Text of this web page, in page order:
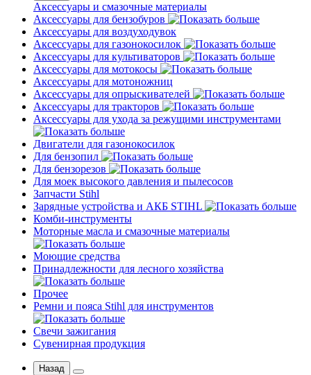
Аксессуары и смазочные материалы
Аксессуары для бензобуров
Аксессуары для воздуходувок
Аксессуары для газонокосилок
Аксессуары для культиваторов
Аксессуары для мотокосы
Аксессуары для мотоножниц
Аксессуары для опрыскивателей
Аксессуары для тракторов
Аксессуары для ухода за режущими инструментами
Двигатели для газонокосилок
Для бензопил
Для бензорезов
Для моек высокого давления и пылесосов
Запчасти Stihl
Зарядные устройства и АКБ STIHL
Комби-инструменты
Моторные масла и смазочные материалы
Моющие средства
Принадлежности для лесного хозяйства
Прочее
Ремни и пояса Stihl для инструментов
Свечи зажигания
Сувенирная продукция
Назад